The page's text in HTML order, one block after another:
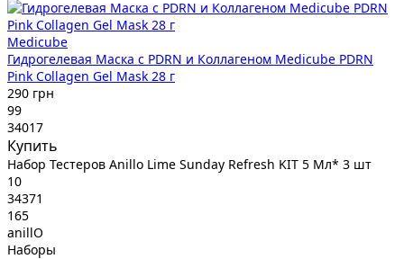
Medicube
Гидрогелевая Маска с PDRN и Коллагеном Medicube PDRN
Pink Collagen Gel Mask 28 г
290 грн
99
34017
Купить
Набор Тестеров Anillo Lime Sunday Refresh KIT 5 Мл* 3 шт
10
34371
165
anillO
Наборы